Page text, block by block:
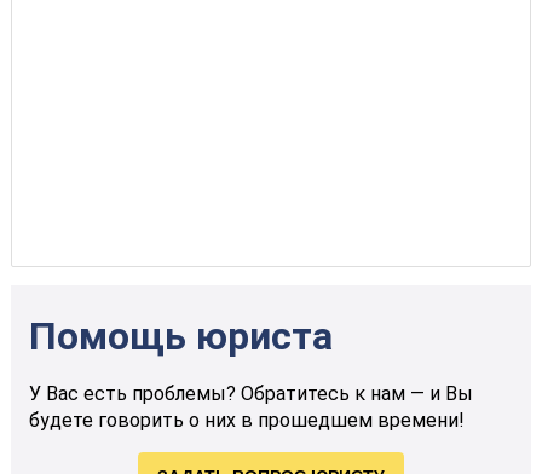
Помощь юриста
У Вас есть проблемы? Обратитесь к нам — и Вы
будете говорить о них в прошедшем времени!